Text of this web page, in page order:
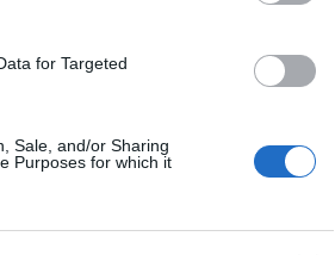
for Targeted
Sale, and/or Sharing
Purposes for which it
in una
degli Esteri
figlio della
della